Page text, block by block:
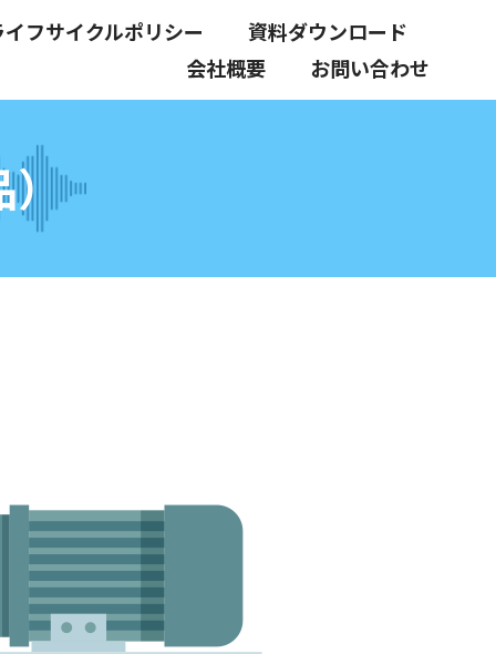
イフサイクルポリシー
資料ダウンロード
会社概要
お問い合わせ
）